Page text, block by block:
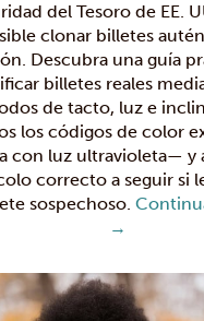
del Tesoro de EE.
clonar billetes
Descubra una guía
billetes reales
de tacto, luz e
los códigos de color
con luz ultravioleta— y
correcto a seguir si
sospechoso.
→